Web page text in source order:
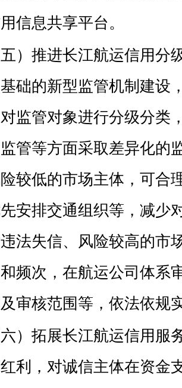
信息共享平台。
五）推进长江航运信用分
础的新型监管机制建设
监管对象进行分级分类
管等方面采取差异化的
较低的市场主体，可合
安排交通组织等，减少
法失信、风险较高的市
频次，在航运公司体系
审核范围等，依法依规
六）拓展长江航运信用服
利，对诚信主体在资金